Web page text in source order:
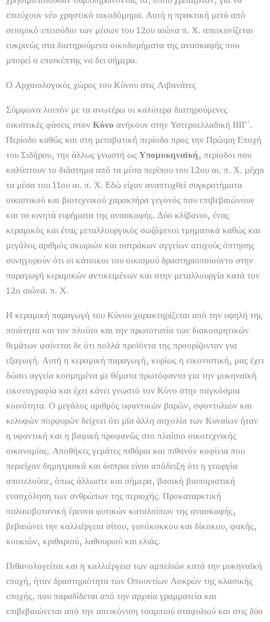
επιτύχουν νέο χρηστικό οικοδόμημα. Αυτή η πρακτική μετά από
σεισμικό επεισόδιο των μέσων του 12ου αιώνα π. Χ. απεικονίζεται
ευκρινώς στα διατηρούμενα οικοδομήματα της ανασκαφής που
μπορεί ο επισκέπτης να δει σήμερα.
Ο Αρχαιολογικός χώρος του Κύνου στις Λιβανάτες
Σύμφωνα λοιπόν με τα ανωτέρω οι καλύτερα διατηρούμενες
οικιστικές φάσεις στον Κύνο ανήκουν στην Υστεροελλαδική ΙΙΙΓ΄.
Περίοδο καθώς και στη μεταβατική περίοδο προς την Πρώιμη Εποχή
του Σιδήρου, την άλλως γνωστή ως Υπομυκηναϊκή, περίοδοι που
καλύπτουν το διάστημα από τα μέσα περίπου του 12ου αι. π. Χ. μέχρι
τα μέσα του 11ου αι. π. Χ. Εδώ είχαν αναπτυχθεί συγκροτήματα
οικιστικού και βιοτεχνικού χαρακτήρα γεγονός που επιβεβαιώνουν
και τα κινητά ευρήματα της ανασκαφής. Δύο κλίβανοι, ένας
κεραμικός και ένας μεταλλουργικός σωζόμενοι τμηματικά καθώς και
μεγάλος αριθμός σκωριών και οστράκων αγγείων ατυχούς όπτησης
συνηγορούν ότι οι κάτοικοι του οικισμού δραστηριοποιούντο στην
παραγωγή κεραμικών αντικειμένων και στην μεταλλουργία κατά τον
12ο αιώνα. π. Χ.
Η κεραμική παραγωγή του Κύνου χαρακτηρίζεται από την υψηλή της
ποιότητα και τον πλούτο και την πρωτοτυπία των διακοσμητικών
θεμάτων φαίνεται δε ότι πολλά προϊόντα της προορίζονταν για
εξαγωγή. Αυτή η κεραμική παραγωγή, κυρίως η εικονιστική, μας έχει
δώσει αγγεία κοσμημένα με θέματα πρωτόφαντα για την μυκηναϊκή
εικονογραφία και έχει κάνει γνωστό τον Κύνο στην παγκόσμια
κοινότητα. Ο μεγάλος αριθμός υφαντικών βαρών, σφοντυλιών και
κελυφών πορφυρών δείχνει ότι μία άλλη ασχολία των Κυναίων ήταν
η υφαντική και η βαφική προφανώς στο πλαίσιο οικοτεχνικής
οικονομίας. Αποθήκες γεμάτες πιθάρια και πιθανόν κοφίνια που
περιείχαν δημητριακά και όσπρια είναι απόδειξη ότι η γεωργία
αποτελούσε, όπως άλλωστε και σήμερα, βασική βιοποριστική
ενασχόληση των ανθρώπων της περιοχής. Προκαταρκτική
παλαιοβοτανική έρευνα φυτικών καταλοίπων της ανασκαφής,
βεβαιώνει την καλλιέργεια σίτου, γονόκοκκου και δίκοκου, φακής,
κουκιών, κριθαριού, λαθουριού και ελιάς.
Πιθανολογείται και η καλλιέργεια των αμπελιών κατά την μυκηναϊκή
εποχή, ήταν δραστηριότητα των Οπουντίων Λοκρών της κλασικής
εποχής, που παραδίδεται από την αρχαία γραμματεία και
επιβεβαιώνεται από την απεικόνιση τσαμπιού σταφυλιού και στις δύο